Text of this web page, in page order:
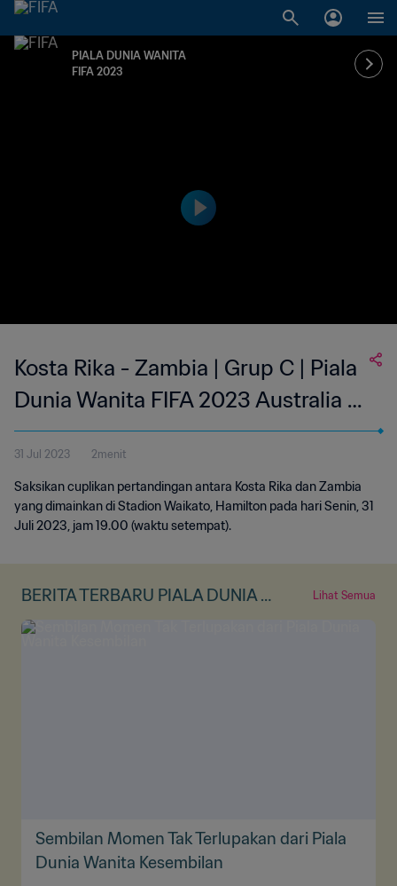
PIALA DUNIA WANITA
FIFA 2023
Kosta Rika - Zambia | Grup C | Piala
Dunia Wanita FIFA 2023 Australia &
Selandia Baru | Cuplikan
Pertandingan
31 Jul 2023 2menit
Saksikan cuplikan pertandingan antara Kosta Rika dan Zambia
yang dimainkan di Stadion Waikato, Hamilton pada hari Senin, 31
Juli 2023, jam 19.00 (waktu setempat).
BERITA TERBARU PIALA DUNIA W
ANITA FIFA
Lihat Semua
Sembilan Momen Tak Terlupakan dari Piala
Dunia Wanita Kesembilan